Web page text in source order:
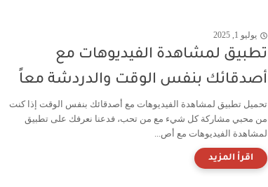
يوليو 1, 2025
تطبيق لمشاهدة الفيديوهات مع
أصدقائك بنفس الوقت والدردشة معاً
تحميل تطبيق لمشاهدة الفيديوهات مع أصدقائك بنفس الوقت إذا كنت
من محبي مشاركة كل شيء مع من تحب، فدعنا نعرفك على تطبيق
لمشاهدة الفيديوهات مع أص...